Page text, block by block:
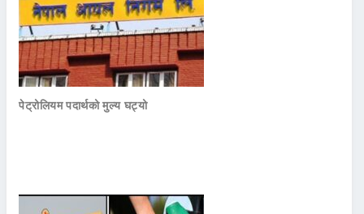
पेट्रोलियम पदार्थको मुल्य घट्यो